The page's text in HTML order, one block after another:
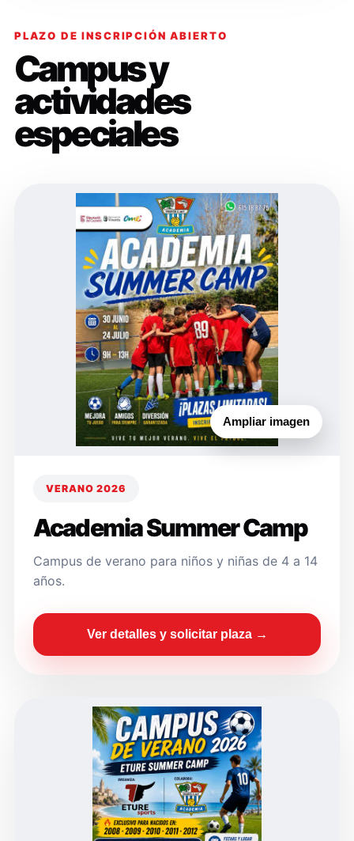
PLAZO DE INSCRIPCIÓN ABIERTO
Campus y
actividades
especiales
Ampliar imagen
VERANO 2026
Academia Summer Camp
Campus de verano para niños y niñas de 4 a 14
años.
Ver detalles y solicitar plaza →